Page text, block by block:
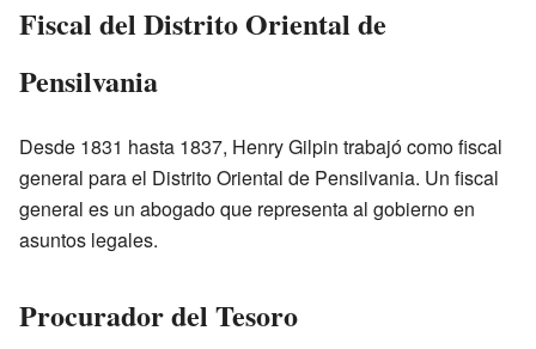
Fiscal del Distrito Oriental de
Pensilvania
Desde 1831 hasta 1837, Henry Gilpin trabajó como fiscal
general para el Distrito Oriental de Pensilvania. Un fiscal
general es un abogado que representa al gobierno en
asuntos legales.
Procurador del Tesoro